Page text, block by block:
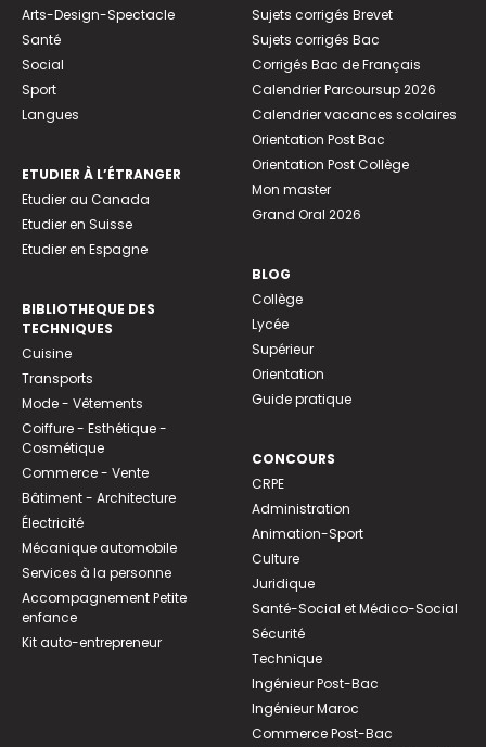
Arts-Design-Spectacle
Santé
Social
Sport
Langues
ETUDIER À L’ÉTRANGER
Etudier au Canada
Etudier en Suisse
Etudier en Espagne
BIBLIOTHEQUE DES
TECHNIQUES
Cuisine
Transports
Mode - Vêtements
Coiffure - Esthétique -
Cosmétique
Commerce - Vente
Bâtiment - Architecture
Électricité
Mécanique automobile
Services à la personne
Accompagnement Petite
enfance
Kit auto-entrepreneur
Sujets corrigés Brevet
Sujets corrigés Bac
Corrigés Bac de Français
Calendrier Parcoursup 2026
Calendrier vacances scolaires
Orientation Post Bac
Orientation Post Collège
Mon master
Grand Oral 2026
BLOG
Collège
Lycée
Supérieur
Orientation
Guide pratique
CONCOURS
CRPE
Administration
Animation-Sport
Culture
Juridique
Santé-Social et Médico-Social
Sécurité
Technique
Ingénieur Post-Bac
Ingénieur Maroc
Commerce Post-Bac